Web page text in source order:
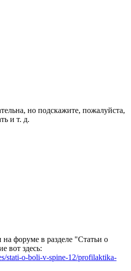
но подскажите, пожалуйста,
и т. д.
форуме в разделе "Статьи о
вот здесь:
stati-o-boli-v-spine-12/profilaktika-